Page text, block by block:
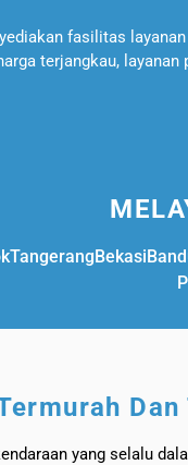
fasilitas
terjangkau,
TangerangBekasi
Dan
yang selalu